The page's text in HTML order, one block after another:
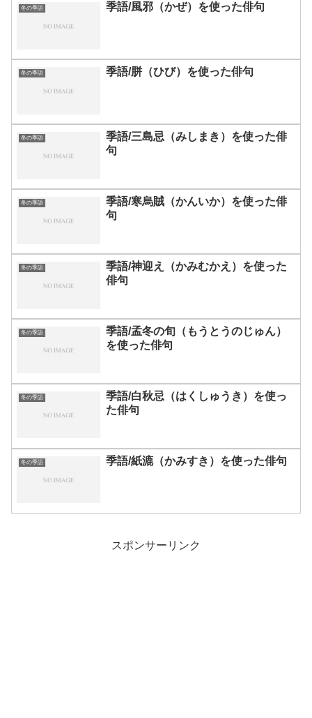
冬の季語 季語/風邪（かぜ）を使った俳句
冬の季語 季語/胼（ひび）を使った俳句
冬の季語
季語/三島忌（みしまき）を使った俳
句
冬の季語
季語/寒烏賊（かんいか）を使った俳
句
冬の季語
季語/神迎え（かみむかえ）を使った
俳句
冬の季語
季語/孟冬の旬（もうとうのじゅん）
を使った俳句
冬の季語
季語/白秋忌（はくしゅうき）を使っ
た俳句
冬の季語 季語/紙漉（かみすき）を使った俳句
スポンサーリンク